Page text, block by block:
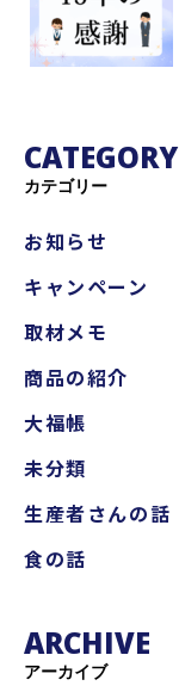
CATEGORY
カテゴリー
お知らせ
キャンペーン
取材メモ
商品の紹介
大福帳
未分類
生産者さんの話
食の話
ARCHIVE
アーカイブ